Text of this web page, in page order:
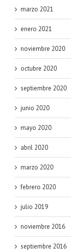
marzo 2021
enero 2021
noviembre 2020
octubre 2020
septiembre 2020
junio 2020
mayo 2020
abril 2020
marzo 2020
febrero 2020
julio 2019
noviembre 2016
septiembre 2016